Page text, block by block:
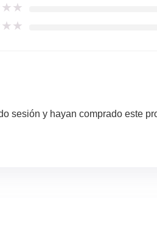
★★
★★
sesión y hayan comprado este